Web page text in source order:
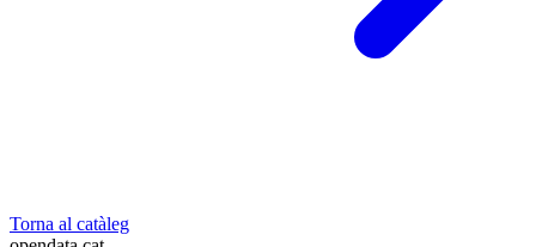
Torna al catàleg